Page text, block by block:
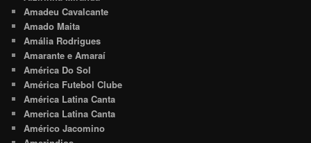
Amadeu Cavalcante
Amado Maita
Amália Rodrigues
Amarante e Amaraí
América Do Sol
América Futebol Clube
América Latina Canta
America Latina Canta
Américo Jacomino